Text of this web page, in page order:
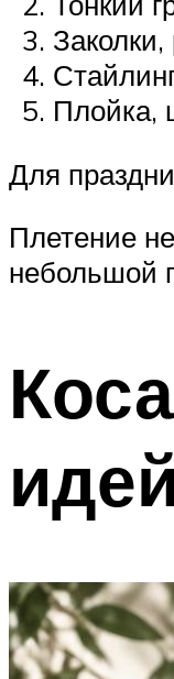
Заколки,
Плойка,
Для
Плетение
небольшой